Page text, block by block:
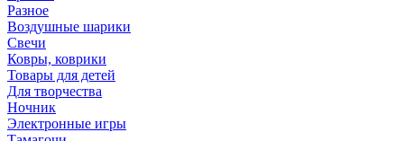
Разное
Воздушные шарики
Свечи
Ковры, коврики
Товары для детей
Для творчества
Ночник
Электронные игры